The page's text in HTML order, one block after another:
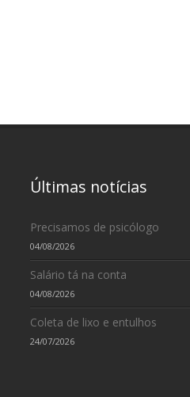
Últimas notícias
Precisamos de psicólogo
04/08/2026
Salário tá na conta
04/08/2026
Coleta de lixo e entulhos
24/07/2026